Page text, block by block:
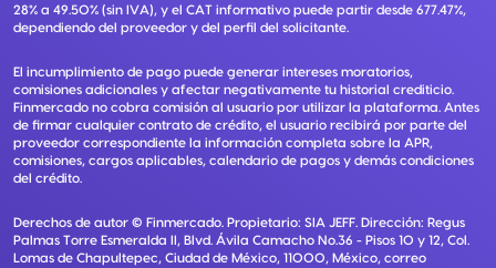
28% a 49.50% (sin IVA), y el CAT informativo puede partir desde 677.47%,
dependiendo del proveedor y del perfil del solicitante.
El incumplimiento de pago puede generar intereses moratorios,
comisiones adicionales y afectar negativamente tu historial crediticio.
Finmercado no cobra comisión al usuario por utilizar la plataforma. Antes
de firmar cualquier contrato de crédito, el usuario recibirá por parte del
proveedor correspondiente la información completa sobre la APR,
comisiones, cargos aplicables, calendario de pagos y demás condiciones
del crédito.
Derechos de autor © Finmercado. Propietario: SIA JEFF. Dirección: Regus
Palmas Torre Esmeralda II, Blvd. Ávila Camacho No.36 - Pisos 10 y 12, Col.
Lomas de Chapultepec, Ciudad de México, 11000, México, correo